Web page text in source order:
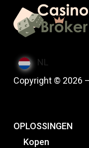
NL
Copyright © 2026
OPLOSSINGEN
Kopen